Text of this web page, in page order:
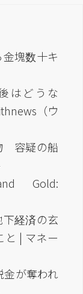
塊数十キ
はどうな
（ウ
容疑の船
Gold:
経済の玄
と | マネー
が奪われ